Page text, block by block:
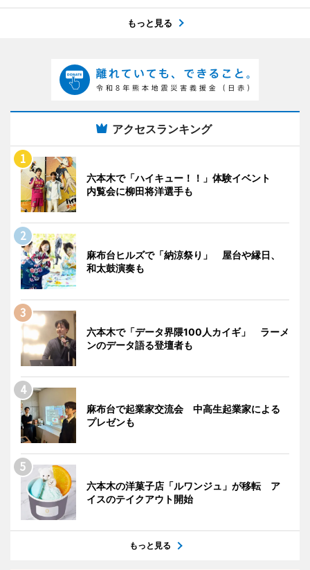
もっと見る
アクセスランキング
六本木で「ハイキュー！！」体験イベント
内覧会に柳田将洋選手も
麻布台ヒルズで「納涼祭り」 屋台や縁日、
和太鼓演奏も
六本木で「データ界隈100人カイギ」 ラーメ
ンのデータ語る登壇者も
麻布台で起業家交流会 中高生起業家による
プレゼンも
六本木の洋菓子店「ルワンジュ」が移転 ア
イスのテイクアウト開始
もっと見る